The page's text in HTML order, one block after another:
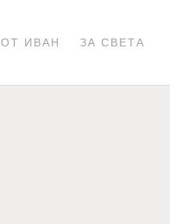
ОТ ИВАН ЗА СВЕТА